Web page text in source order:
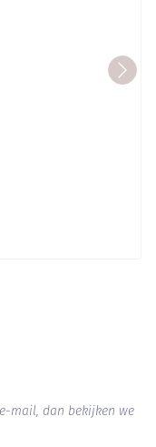
mail, dan bekijken we